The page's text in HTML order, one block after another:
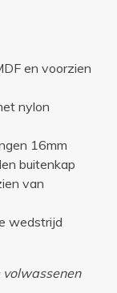
en voorzien
nylon
16mm
buitenkap
van
wedstrijd